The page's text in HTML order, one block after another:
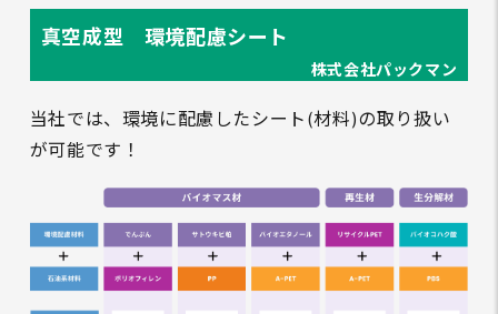
真空成型 環境配慮シート
株式会社パックマン
当社では、環境に配慮したシート(材料)の取り扱い
が可能です！